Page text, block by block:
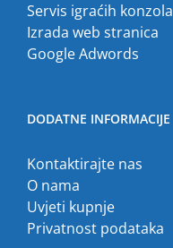
Servis igraćih konzola
Izrada web stranica
Google Adwords
DODATNE INFORMACIJE
Kontaktirajte nas
O nama
Uvjeti kupnje
Privatnost podataka